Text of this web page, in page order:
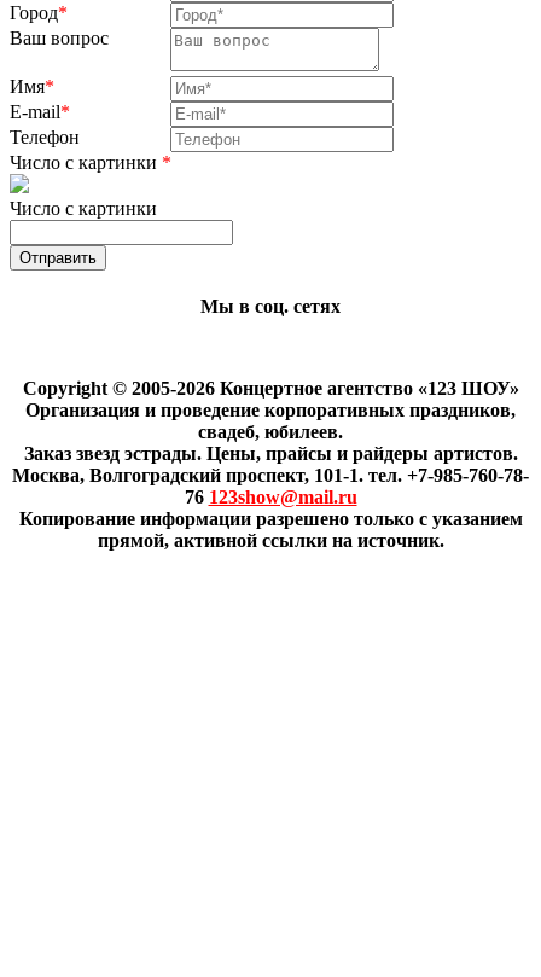
Город*
Ваш вопрос
Имя*
E-mail*
Телефон
Число с картинки *
Число с картинки
Мы в соц. сетях
Copyright © 2005-2026 Концертное агентство «123 ШОУ»
Организация и проведение корпоративных праздников,
свадеб, юбилеев.
Заказ звезд эстрады. Цены, прайсы и райдеры артистов.
Москва, Волгоградский проспект, 101-1. тел. +7-985-760-78-
76 123show@mail.ru
Копирование информации разрешено только с указанием
прямой, активной ссылки на источник.